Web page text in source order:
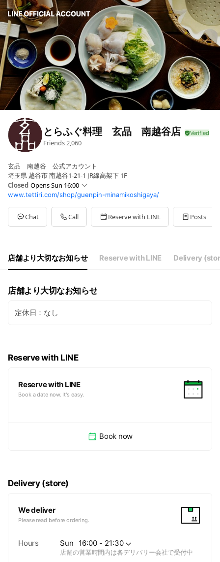
とらふぐ料理 玄品 南越谷店
Friends2,060
玄品 南越谷 公式アカウント
埼玉県 越谷市 南越谷1-21-1 JR線高架下 1F
Closed Opens Sun 16:00
Sun16:00 - 23:00
Mon17:00 - 23:00
Tue17:00 - 23:00
Wed17:00 - 23:00
Sat16:00 - 23:00
祝祭日16:00-23:00
www.tettiri.com/shop/guenpin-minamikoshigaya/
Chat Call Reserve with LINE Posts
店舗より大切なお知らせ Reserve with LINE Delivery
店舗より大切なお知らせ
定休日：なし
Reserve with LINE
Reserve with LINE
Book a date now. It's easy.
Book now
Delivery (store)
We deliver
Please read before ordering.
Hours Sun 16:00 - 21:30
店舗の営業時間内は各デリバリー会社で受付中